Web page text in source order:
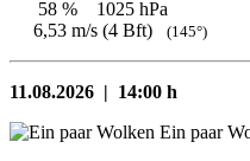
58 %
1025 hPa
6,53 m/s (4 Bft)
(145°)
11.08.2026 | 14:00 h
Ein paar